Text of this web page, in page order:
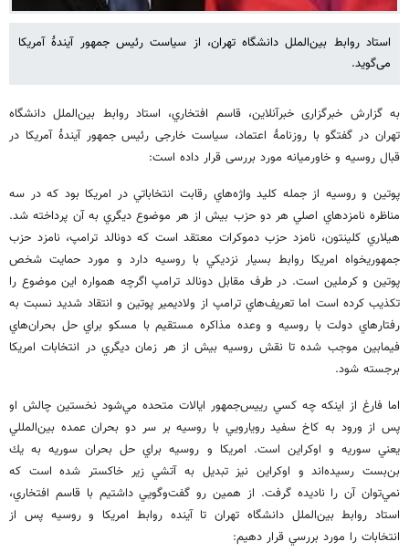
استاد روابط بین‌الملل دانشگاه تهران، از سیاست رئیس جمهور آیندۀ آمریکا
می‌گوید.
به گزارش خبرگزاری خبرآنلاین، قاسم افتخاري، استاد روابط بين‌الملل دانشگاه
تهران در گفتگو با روزنامۀ اعتماد، سیاست خارجی رئیس جمهور آیندۀ آمریکا در
قبال روسیه و خاورمیانه مورد بررسی قرار داده است:
پوتين و روسيه از جمله كليد واژه‌هاي رقابت انتخاباتي در امريكا بود كه در سه
مناظره نامزدهاي اصلي هر دو حزب بيش از هر موضوع ديگري به آن پرداخته شد.
هيلاري كلينتون، نامزد حزب دموكرات معتقد است كه دونالد ترامپ، نامزد حزب
جمهوريخواه امريكا روابط بسيار نزديكي با روسيه دارد و مورد حمايت شخص
پوتين و كرملين است. در طرف مقابل دونالد ترامپ اگرچه همواره اين موضوع را
تكذيب كرده است اما تعريف‌هاي ترامپ از ولاديمير پوتين و انتقاد شديد نسبت به
رفتارهاي دولت با روسيه و وعده مذاكره مستقيم با مسكو براي حل بحران‌هاي
فيمابين موجب شده تا نقش روسيه بيش از هر زمان ديگري در انتخابات امريكا
برجسته شود.
اما فارغ از اينكه چه كسي رييس‌جمهور ايالات متحده مي‌شود نخستين چالش او
پس از ورود به كاخ سفيد رويارويي با روسيه بر سر دو بحران عمده بين‌المللي
يعني سوريه و اوكراين است. امريكا و روسيه براي حل بحران سوريه به يك
بن‌بست رسيده‌اند و اوكراين نيز تبديل به آتشي زير خاكستر شده است كه
نمي‌توان آن را ناديده گرفت. از همين رو گفت‌وگويي داشتيم با قاسم افتخاري،
استاد روابط بين‌الملل دانشگاه تهران تا آينده روابط امريكا و روسيه پس از
انتخابات را مورد بررسي قرار دهيم: